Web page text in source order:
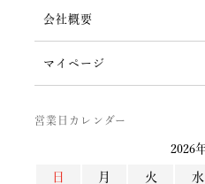
会社概要
マイページ
営業日カレンダー